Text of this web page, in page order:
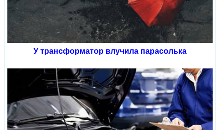
У трансформатор влучила парасолька